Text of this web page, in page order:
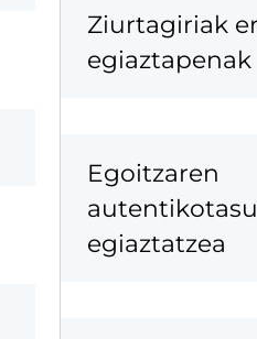
Ziurtagiriak
egiaztapenak
Egoitzaren
egiaztatzea